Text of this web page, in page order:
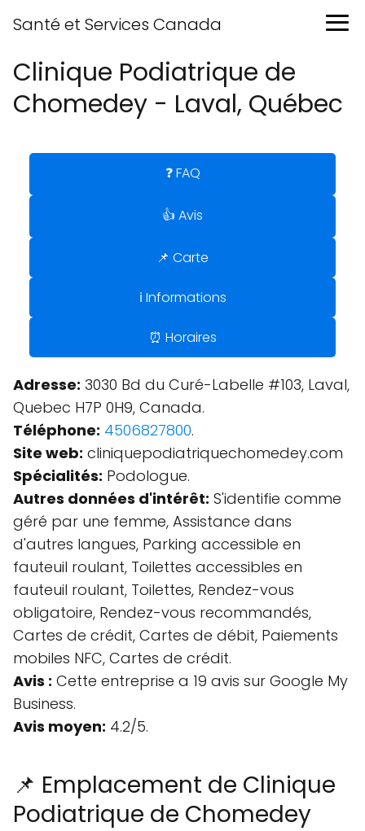
Santé et Services Canada
Clinique Podiatrique de
Chomedey - Laval, Québec
❓ FAQ
👍 Avis
📌 Carte
ℹ️ Informations
⏰ Horaires
Adresse: 3030 Bd du Curé-Labelle #103, Laval,
Quebec H7P 0H9, Canada.
Téléphone: 4506827800.
Site web: cliniquepodiatriquechomedey.com
Spécialités: Podologue.
Autres données d'intérêt: S'identifie comme
géré par une femme, Assistance dans
d'autres langues, Parking accessible en
fauteuil roulant, Toilettes accessibles en
fauteuil roulant, Toilettes, Rendez-vous
obligatoire, Rendez-vous recommandés,
Cartes de crédit, Cartes de débit, Paiements
mobiles NFC, Cartes de crédit.
Avis : Cette entreprise a 19 avis sur Google My
Business.
Avis moyen: 4.2/5.
📌 Emplacement de Clinique
Podiatrique de Chomedey